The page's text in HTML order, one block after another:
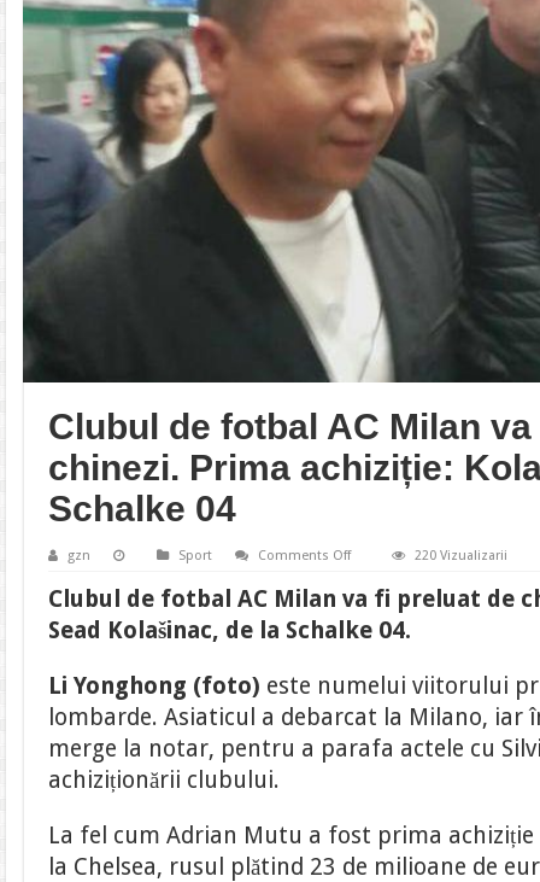
Clubul de fotbal AC Milan
chinezi. Prima achiziție:
Schalke 04
gzn Sport Comments Offon
fotbal
AC
Milan
preluat
de
chinezi.
Prima
achiziție:
Kolasinac,
220 Vizualizarii
Clubul de fotbal AC Milan va fi preluat de
Sead Kolašinac, de la Schalke 04.
Li Yonghong (foto) este numelui viitorului
lombarde. Asiaticul a debarcat la Milano, iar
merge la notar, pentru a parafa actele cu
achiziționării clubului.
La fel cum Adrian Mutu a fost prima
la Chelsea, rusul plătind 23 de milioane de